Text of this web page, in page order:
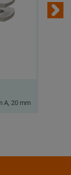
A, 20 mm